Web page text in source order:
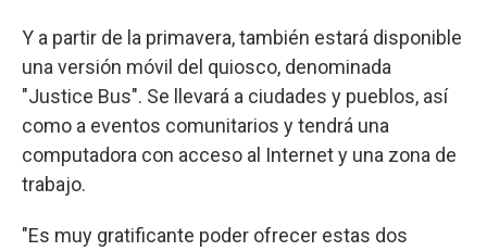
Y a partir de la primavera, también estará disponible
una versión móvil del quiosco, denominada
"Justice Bus". Se llevará a ciudades y pueblos, así
como a eventos comunitarios y tendrá una
computadora con acceso al Internet y una zona de
trabajo.
"Es muy gratificante poder ofrecer estas dos